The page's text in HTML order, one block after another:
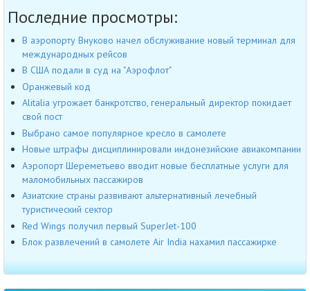
Последние просмотры:
В аэропорту Внуково начел обслуживание новый терминал для
международных рейсов
В США подали в суд на "Аэрофлот"
Оранжевый код
Alitalia угрожает банкротство, генеральный директор покидает
свой пост
Выбрано самое популярное кресло в самолете
Новые штрафы дисциплинировали индонезийские авиакомпании
Аэропорт Шереметьево вводит новые бесплатные услуги для
маломобильных пассажиров
Азиатские страны развивают альтернативный лечебный
туристический сектор
Red Wings получил первый SuperJet-100
Блок развлечений в самолете Air India нахамил пассажирке